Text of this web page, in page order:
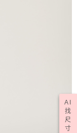
AI
找
尺
寸